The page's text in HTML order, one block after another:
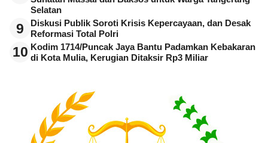
Selatan
9
Diskusi Publik Soroti Krisis Kepercayaan, dan Desak
Reformasi Total Polri
10 Kodim 1714/Puncak Jaya Bantu Padamkan Kebakaran
di Kota Mulia, Kerugian Ditaksir Rp3 Miliar